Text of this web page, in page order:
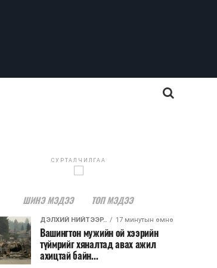
СУРТАЛЧИЛГАА
ШИНЭ МЭДЭЭ ТОП МЭДЭЭ
ДЭЛХИЙ НИЙТЭЭР.. 17 минутын өмнө
Вашингтон мужийн ой хээрийн
түймрийг хяналтад авах ажил
ахицтай байн...